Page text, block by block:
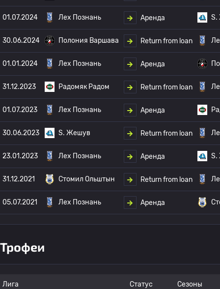
01.07.2024 Лех Познань Аренда
30.06.2024 Полония Варшава Return from loan
01.01.2024 Лех Познань Аренда
31.12.2023 Радомяк Радом Return from loan
01.07.2023 Лех Познань Аренда
30.06.2023 S. Жешув Return from loan
23.01.2023 Лех Познань Аренда
31.12.2021 Стомил Ольштын Return from loan
05.07.2021 Лех Познань Аренда
Трофеи
Лига Статус Сезоны